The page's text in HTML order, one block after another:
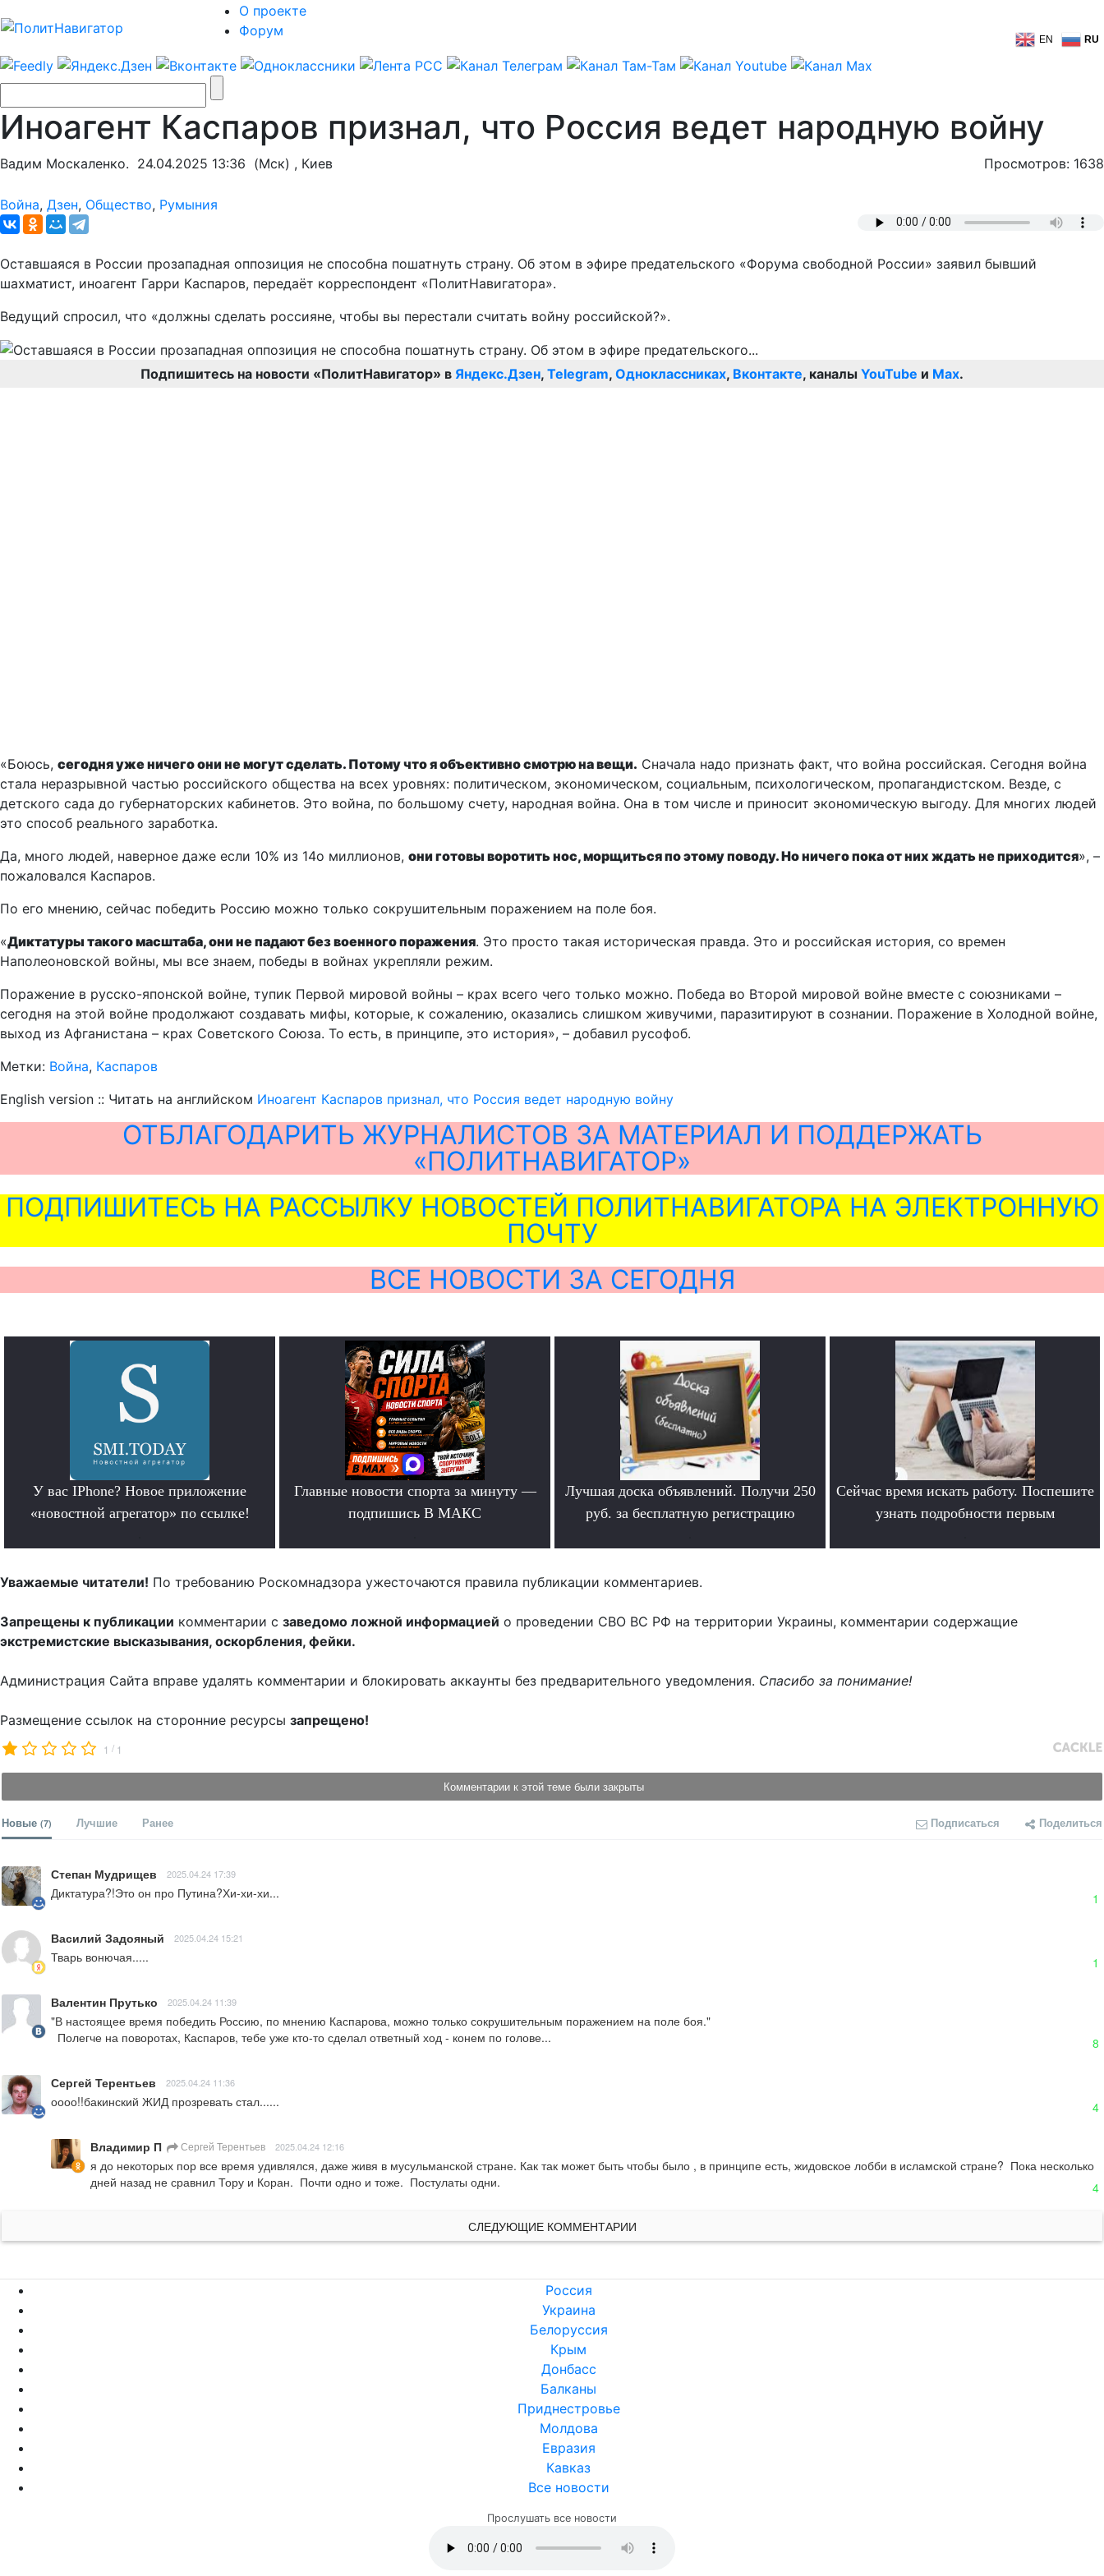
О проекте
Форум
EN RU
Иноагент Каспаров признал, что Россия ведет народную войну
Вадим Москаленко. 24.04.2025 13:36 (Мск) , Киев Просмотров: 1638
Война, Дзен, Общество, Румыния
Оставшаяся в России прозападная оппозиция не способна пошатнуть страну. Об этом в эфире предательского «Форума свободной России» заявил бывший
шахматист, иноагент Гарри Каспаров, передаёт корреспондент «ПолитНавигатора».
Ведущий спросил, что «должны сделать россияне, чтобы вы перестали считать войну российской?».
Подпишитесь на новости «ПолитНавигатор» в Яндекс.Дзен, Telegram, Одноклассниках, Вконтакте, каналы YouTube и Max.
«Боюсь, сегодня уже ничего они не могут сделать. Потому что я объективно смотрю на вещи. Сначала надо признать факт, что война российская. Сегодня война
стала неразрывной частью российского общества на всех уровнях: политическом, экономическом, социальным, психологическом, пропагандистском. Везде, с
детского сада до губернаторских кабинетов. Это война, по большому счету, народная война. Она в том числе и приносит экономическую выгоду. Для многих людей
это способ реального заработка.
Да, много людей, наверное даже если 10% из 14о миллионов, они готовы воротить нос, морщиться по этому поводу. Но ничего пока от них ждать не приходится», –
пожаловался Каспаров.
По его мнению, сейчас победить Россию можно только сокрушительным поражением на поле боя.
«Диктатуры такого масштаба, они не падают без военного поражения. Это просто такая историческая правда. Это и российская история, со времен
Наполеоновской войны, мы все знаем, победы в войнах укрепляли режим.
Поражение в русско-японской войне, тупик Первой мировой войны – крах всего чего только можно. Победа во Второй мировой войне вместе с союзниками –
сегодня на этой войне продолжают создавать мифы, которые, к сожалению, оказались слишком живучими, паразитируют в сознании. Поражение в Холодной войне,
выход из Афганистана – крах Советского Союза. То есть, в принципе, это история», – добавил русофоб.
Метки: Война, Каспаров
English version :: Читать на английском Иноагент Каспаров признал, что Россия ведет народную войну
ОТБЛАГОДАРИТЬ ЖУРНАЛИСТОВ ЗА МАТЕРИАЛ И ПОДДЕРЖАТЬ
«ПОЛИТНАВИГАТОР»
ПОДПИШИТЕСЬ НА РАССЫЛКУ НОВОСТЕЙ ПОЛИТНАВИГАТОРА НА ЭЛЕКТРОННУЮ
ПОЧТУ
ВСЕ НОВОСТИ ЗА СЕГОДНЯ
У вас IPhone? Новое приложение
«новостной агрегатор» по ссылке!
Главные новости спорта за минуту —
подпишись В МАКС
Лучшая доска объявлений. Получи 250
руб. за бесплатную регистрацию
Сейчас время искать работу. Поспешите
узнать подробности первым
Уважаемые читатели! По требованию Роскомнадзора ужесточаются правила публикации комментариев.
Запрещены к публикации комментарии с заведомо ложной информацией о проведении СВО ВС РФ на территории Украины, комментарии содержащие
экстремистские высказывания, оскорбления, фейки.
Администрация Сайта вправе удалять комментарии и блокировать аккаунты без предварительного уведомления. Спасибо за понимание!
Размещение ссылок на сторонние ресурсы запрещено!
1 / 1
Комментарии к этой теме были закрыты
Новые (7) Лучшие Ранее Подписаться Поделиться
Степан Мудрищев 2025.04.24 17:39
Диктатура?!Это он про Путина?Хи-хи-хи... 1
Василий Задояный 2025.04.24 15:21
Тварь вонючая..... 1
Валентин Прутько 2025.04.24 11:39
"В настоящее время победить Россию, по мнению Каспарова, можно только сокрушительным поражением на поле боя."
  Полегче на поворотах, Каспаров, тебе уже кто-то сделал ответный ход - конем по голове...
8
Сергей Терентьев 2025.04.24 11:36
оооо!!бакинский ЖИД прозревать стал...... 4
Владимир П Сергей Терентьев 2025.04.24 12:16
я до некоторых пор все время удивлялся, даже живя в мусульманской стране. Как так может быть чтобы было , в принципе есть, жидовское лобби в исламской стране?  Пока несколько
дней назад не сравнил Тору и Коран.  Почти одно и тоже.  Постулаты одни.
4
СЛЕДУЮЩИЕ КОММЕНТАРИИ
Россия
Украина
Белоруссия
Крым
Донбасс
Балканы
Приднестровье
Молдова
Евразия
Кавказ
Все новости
Прослушать все новости